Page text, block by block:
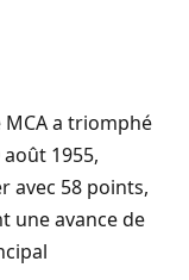
a triomphé
août 1955,
avec 58 points,
une avance de